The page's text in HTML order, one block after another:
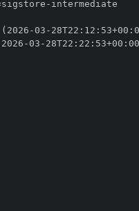
-
-03 - 28T22 : 12 : 53+00 :
-03 - 28T22 : 22 : 53+00 :